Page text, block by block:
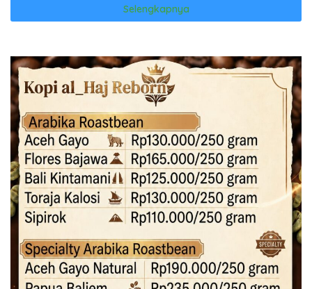
Selengkapnya